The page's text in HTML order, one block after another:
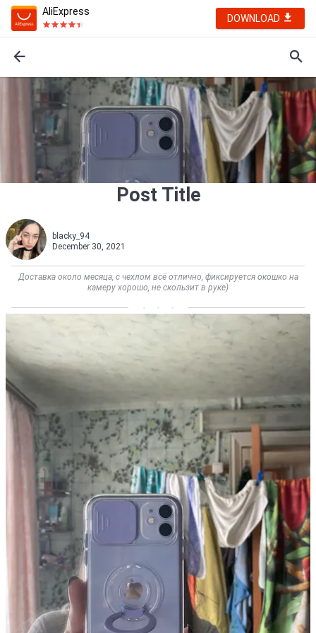
AliExpress
DOWNLOAD
Post Title
blacky_94
December 30, 2021
Доставка около месяца, с чехлом всё отлично, фиксируется окошко на
камеру хорошо, не скользит в руке)